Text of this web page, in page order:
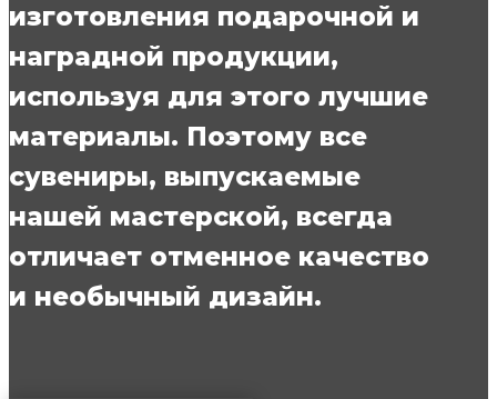
изготовления подарочной и
наградной продукции,
используя для этого лучшие
материалы. Поэтому все
сувениры, выпускаемые
нашей мастерской, всегда
отличает отменное качество
и необычный дизайн.